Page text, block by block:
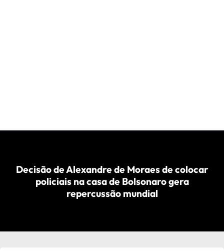
Decisão de Alexandre de Moraes de colocar
policiais na casa de Bolsonaro gera
repercussão mundial